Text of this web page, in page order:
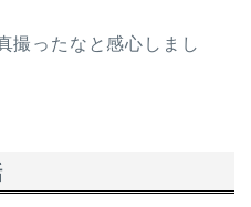
撮ったなと感心しまし